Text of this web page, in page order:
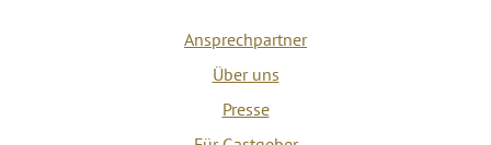
Ansprechpartner
Über uns
Presse